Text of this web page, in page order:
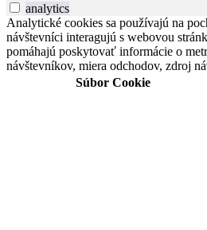
analytics
Analytické cookies sa používajú na
návštevníci interagujú s webovou
pomáhajú poskytovať informácie o
návštevníkov, miera odchodov, zdroj
Súbor Cookie